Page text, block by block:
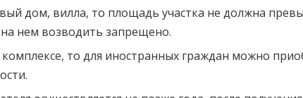
дом, вилла, то площадь участка не должна
нем возводить запрещено.
то для иностранных граждан можно